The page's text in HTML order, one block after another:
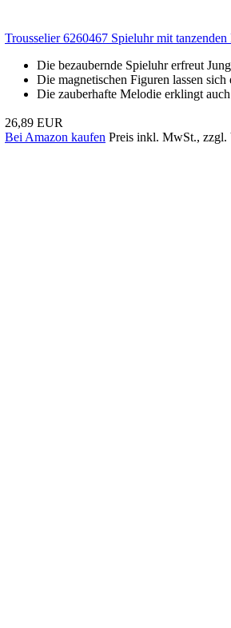
Trousselier 6260467 Spieluhr mit
Die bezaubernde Spieluhr erfreut
Die magnetischen Figuren lassen sich
Die zauberhafte Melodie erklingt
26,89 EUR
Bei Amazon kaufen Preis inkl. MwSt., zzgl.